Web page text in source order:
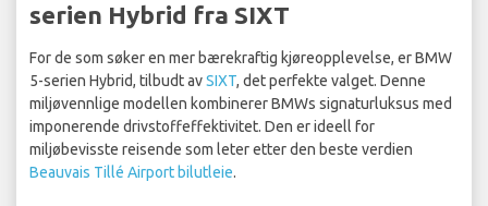
serien Hybrid fra SIXT
For de som søker en mer bærekraftig kjøreopplevelse, er BMW
5-serien Hybrid, tilbudt avSIXT, det perfekte valget. Denne
miljøvennlige modellen kombinerer BMWs signaturluksus med
imponerende drivstoffeffektivitet. Den er ideell for
miljøbevisste reisende som leter etter den beste verdien
Beauvais Tillé Airport bilutleie.